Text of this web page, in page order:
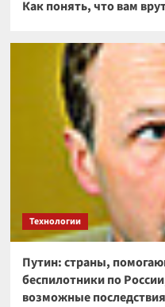
Как понять, что вам
Технологии
Путин: страны,
беспилотники по
возможные последствия